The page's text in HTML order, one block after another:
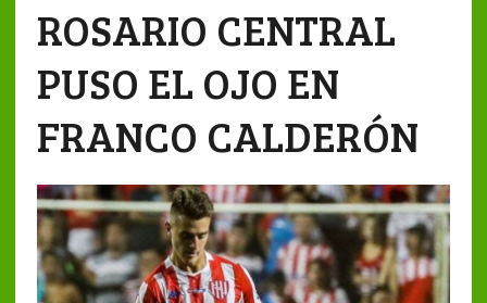
ROSARIO CENTRAL
PUSO EL OJO EN
FRANCO CALDERÓN